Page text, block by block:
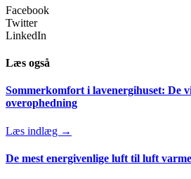
Facebook
Twitter
LinkedIn
Læs også
Sommerkomfort i lavenergihuset: De
overophedning
Læs indlæg →
De mest energivenlige luft til luft